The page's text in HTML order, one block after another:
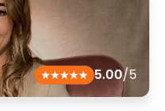
5.00/5